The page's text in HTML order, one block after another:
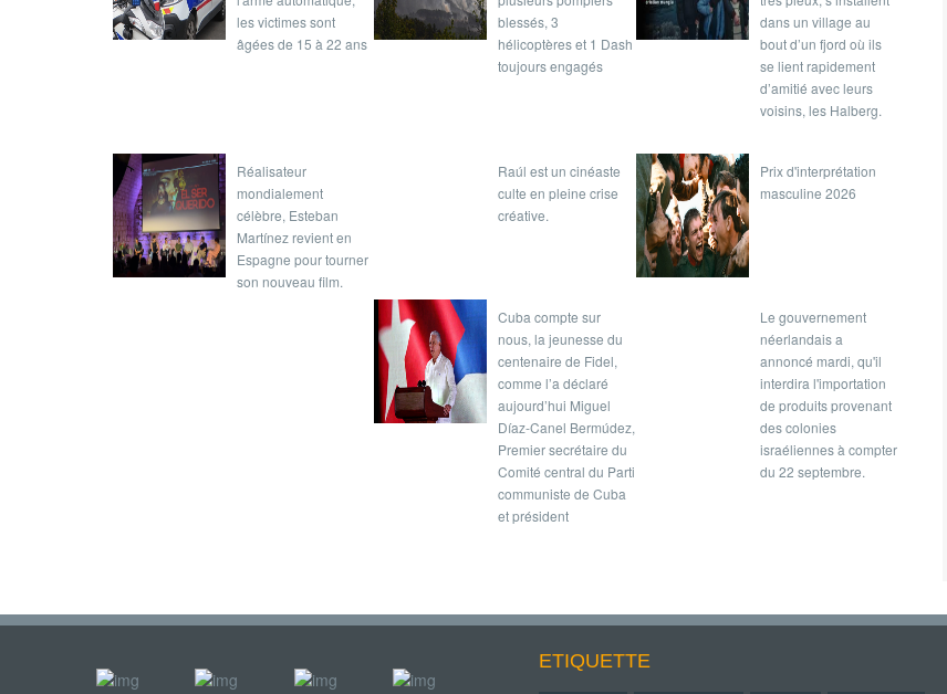
les victimes sont
âgées de 15 à 22 ans
blessés, 3
hélicoptères et 1 Dash
toujours engagés
dans un village au
bout d’un fjord où ils
se lient rapidement
d’amitié avec leurs
voisins, les Halberg.
Réalisateur
mondialement
célèbre, Esteban
Martínez revient en
Espagne pour tourner
son nouveau film.
Raúl est un cinéaste
culte en pleine crise
créative.
Prix d'interprétation
masculine 2026
Cuba compte sur
nous, la jeunesse du
centenaire de Fidel,
comme l’a déclaré
aujourd’hui Miguel
Díaz-Canel Bermúdez,
Premier secrétaire du
Comité central du Parti
communiste de Cuba
et président
Le gouvernement
néerlandais a
annoncé mardi, qu'il
interdira l'importation
de produits provenant
des colonies
israéliennes à compter
du 22 septembre.
ETIQUETTE